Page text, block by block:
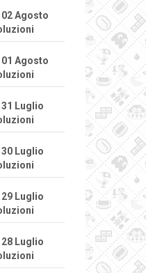
Agosto
Agosto
Luglio
Luglio
Luglio
Luglio